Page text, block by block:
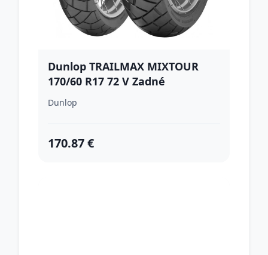
Dunlop TRAILMAX MIXTOUR
170/60 R17 72 V Zadné
Dunlop
170.87 €